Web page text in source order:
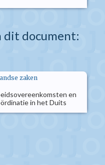
dit document:
zaken
en
in het Duits